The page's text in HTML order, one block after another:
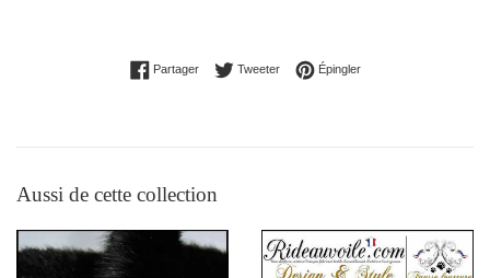
PartagerPartager sur Facebook
TweeterTweeter sur Twitter
ÉpinglerÉpingler sur Pinterest
Aussi de cette collection